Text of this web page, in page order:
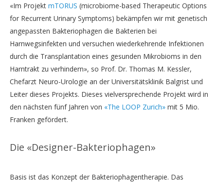
«Im Projekt mTORUS (microbiome-based Therapeutic Options
for Recurrent Urinary Symptoms) bekämpfen wir mit genetisch
angepassten Bakteriophagen die Bakterien bei
Harnwegsinfekten und versuchen wiederkehrende Infektionen
durch die Transplantation eines gesunden Mikrobioms in den
Harntrakt zu verhindern», so Prof. Dr. Thomas M. Kessler,
Chefarzt Neuro-Urologie an der Universitätsklinik Balgrist und
Leiter dieses Projekts. Dieses vielversprechende Projekt wird in
den nächsten fünf Jahren von «The LOOP Zurich» mit 5 Mio.
Franken gefördert.
Die «Designer-Bakteriophagen»
Basis ist das Konzept der Bakteriophagentherapie. Das